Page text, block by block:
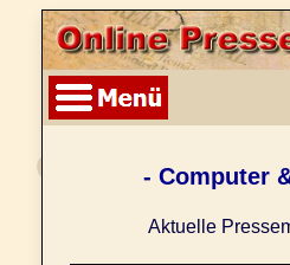
- Computer
Aktuelle